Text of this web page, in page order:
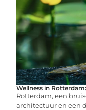
Wellness in
Rotterdam, een
architectuur en een